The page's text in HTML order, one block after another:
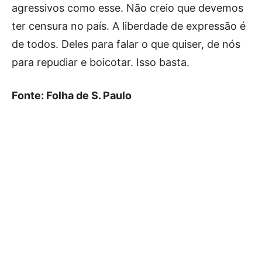
agressivos como esse. Não creio que devemos
ter censura no país. A liberdade de expressão é
de todos. Deles para falar o que quiser, de nós
para repudiar e boicotar. Isso basta.
Fonte: Folha de S. Paulo